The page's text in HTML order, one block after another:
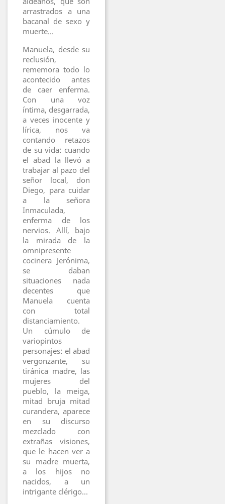
arrastrados a una
bacanal de sexo y
muerte…
Manuela, desde su
reclusión,
rememora todo lo
acontecido antes
de caer enferma.
Con una voz
íntima, desgarrada,
a veces inocente y
lírica, nos va
contando retazos
de su vida: cuando
el abad la llevó a
trabajar al pazo del
señor local, don
Diego, para cuidar
a la señora
Inmaculada,
enferma de los
nervios. Allí, bajo
la mirada de la
omnipresente
cocinera Jerónima,
se daban
situaciones nada
decentes que
Manuela cuenta
con total
distanciamiento.
Un cúmulo de
variopintos
personajes: el abad
vergonzante, su
tiránica madre, las
mujeres del
pueblo, la meiga,
mitad bruja mitad
curandera, aparece
en su discurso
mezclado con
extrañas visiones,
que le hacen ver a
su madre muerta,
a los hijos no
nacidos, a un
intrigante clérigo…